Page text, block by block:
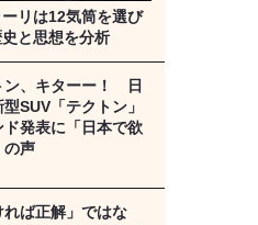
ーリは12気筒を選び
と思想を分析
ン、キターー！ 日
SUV「テクトン」
ド発表に「日本で欲
の声
れば正解」ではな